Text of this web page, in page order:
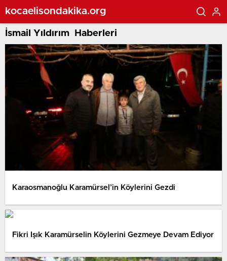
kocaelisondakika.org
İsmail Yıldırım Haberleri
Karaosmanoğlu Karamürsel’in Köylerini Gezdi
Fikri Işık Karamürselin Köylerini Gezmeye Devam Ediyor